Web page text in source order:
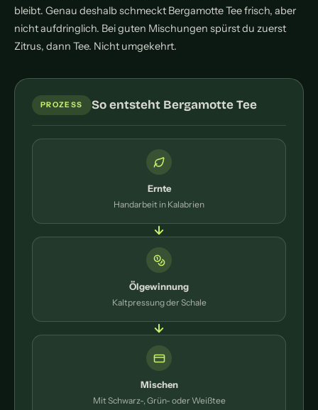
bleibt. Genau deshalb schmeckt Bergamotte Tee frisch, aber
nicht aufdringlich. Bei guten Mischungen spürst du zuerst
Zitrus, dann Tee. Nicht umgekehrt.
PROZESS So entsteht Bergamotte Tee
Ernte
Handarbeit in Kalabrien
Ölgewinnung
Kaltpressung der Schale
Mischen
Mit Schwarz-, Grün- oder Weißtee